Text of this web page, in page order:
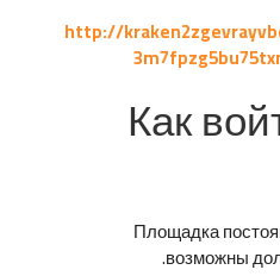
http://
Как
Площадка
возможны